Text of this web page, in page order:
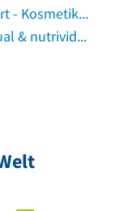
bis Skin Expert - Kosmetikstudio am Phoenixsee in Dortmund
bis skindividual & nutrividual in Baiersdorf, Mittelfranken